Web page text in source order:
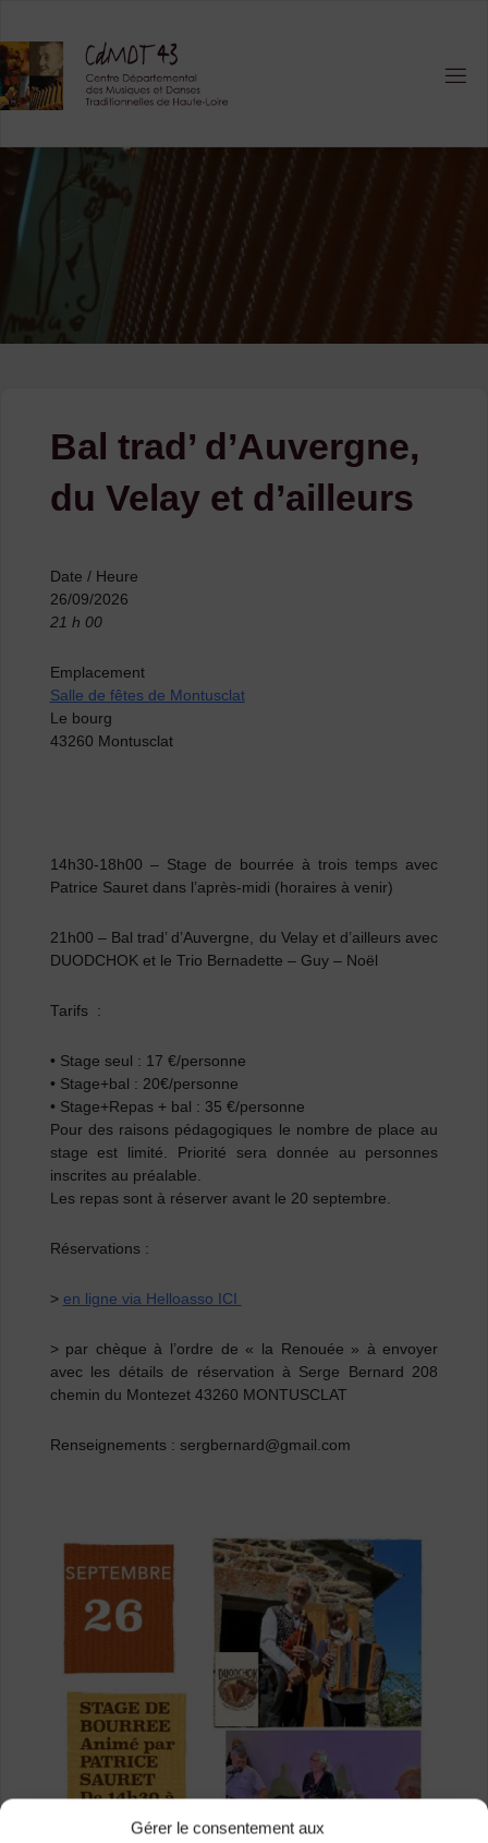
Gérer le consentement aux
content
Bal trad’ d’Auvergne,
du Velay et d’ailleurs
Date / Heure
26/09/2026
21 h 00
Emplacement
Salle de fêtes de Montusclat
Le bourg
43260 Montusclat
14h30-18h00 – Stage de bourrée à trois temps avec
Patrice Sauret dans l’après-midi (horaires à venir)
21h00 – Bal trad’ d’Auvergne, du Velay et d’ailleurs avec
DUODCHOK et le Trio Bernadette – Guy – Noël
Tarifs :
• Stage seul : 17 €/personne
• Stage+bal : 20€/personne
• Stage+Repas + bal : 35 €/personne
Pour des raisons pédagogiques le nombre de place au
stage est limité. Priorité sera donnée au personnes
inscrites au préalable.
Les repas sont à réserver avant le 20 septembre.
Réservations :
> en ligne via Helloasso ICI
> par chèque à l’ordre de « la Renouée » à envoyer
avec les détails de réservation à Serge Bernard 208
chemin du Montezet 43260 MONTUSCLAT
Renseignements : sergbernard@gmail.com